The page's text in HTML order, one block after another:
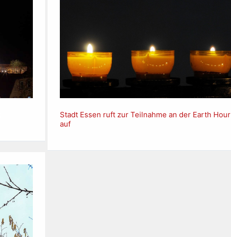
Stadt Essen ruft zur Teilnahme an der Earth Hour
auf